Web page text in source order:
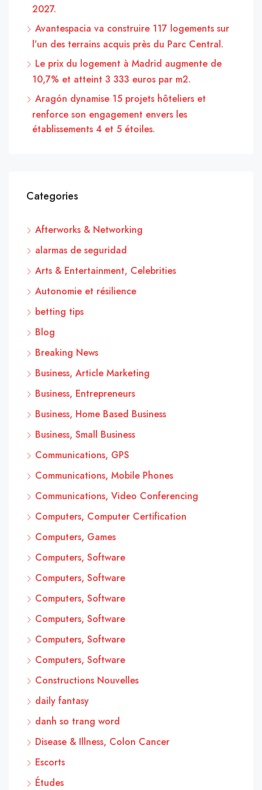
2027.
Avantespacia va construire 117 logements sur
l’un des terrains acquis près du Parc Central.
Le prix du logement à Madrid augmente de
10,7% et atteint 3 333 euros par m2.
Aragón dynamise 15 projets hôteliers et
renforce son engagement envers les
établissements 4 et 5 étoiles.
Categories
Afterworks & Networking
alarmas de seguridad
Arts & Entertainment, Celebrities
Autonomie et résilience
betting tips
Blog
Breaking News
Business, Article Marketing
Business, Entrepreneurs
Business, Home Based Business
Business, Small Business
Communications, GPS
Communications, Mobile Phones
Communications, Video Conferencing
Computers, Computer Certification
Computers, Games
Computers, Software
Computers, Software
Computers, Software
Computers, Software
Computers, Software
Computers, Software
Constructions Nouvelles
daily fantasy
danh so trang word
Disease & Illness, Colon Cancer
Escorts
Études